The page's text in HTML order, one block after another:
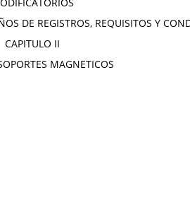
DE REGISTROS, REQUISITOS Y
CAPITULO II
MAGNETICOS